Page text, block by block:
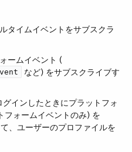
タイムイベントをサブスクラ
ームイベント (​
​ など) をサブスクライブす
インしたときにプラットフォ
フォームイベントのみ) を
、ユーザーのプロファイルを